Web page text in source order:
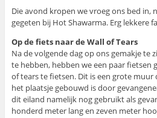
Die avond kropen we vroeg ons bed in,
gegeten bij Hot Shawarma. Erg lekkere
Op de fiets naar de Wall of Tears
Na de volgende dag op ons gemakje te
te hebben, hebben we een paar fietsen
of tears te fietsen. Dit is een grote
het plaatsje gebouwd is door
dit eiland namelijk nog gebruikt als
honderd meter lang en zeven meter